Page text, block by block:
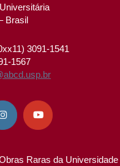
Brasil
3091-1541
1567

Raras da Universidade